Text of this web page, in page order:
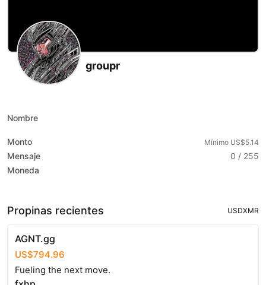
groupr
Nombre
Monto Mínimo US$5.14
Mensaje
0 / 255
Moneda
Propinas recientes USDXMR
AGNT.gg
US$794.96
Fueling the next move.